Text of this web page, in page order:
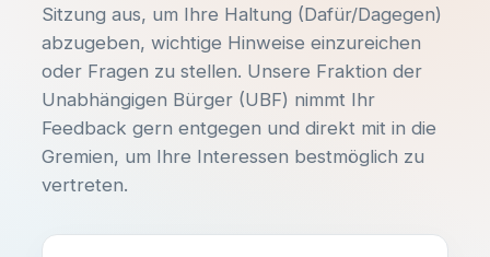
Sitzung aus, um Ihre Haltung (Dafür/Dagegen)
abzugeben, wichtige Hinweise einzureichen
oder Fragen zu stellen. Unsere Fraktion der
Unabhängigen Bürger (UBF) nimmt Ihr
Feedback gern entgegen und direkt mit in die
Gremien, um Ihre Interessen bestmöglich zu
vertreten.